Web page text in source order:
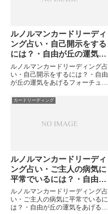
ルノルマンカードリーディ
ング占い・自己開示をする
には？・自由が丘の運気を
あげるフォーチュンフラワ
ー＆カードセラピスト
ルノルマンカードリーディング占
い・自己開示をするには？・自由
が丘の運気をあげるフォーチュン
ノルマンカードリーディング占
エでChatGPTのセミナーを開...
カードリーディング
ルノルマンカードリーディ
ング占い・ご主人の病気に
平常でいるには？・自由が
丘の運気をあげるフォーチ
ュンフラワー＆カードセラ
ピスト
ルノルマンカードリーディング占
い・ご主人の病気に平常でいるに
は？・自由が丘の運気をあげるフ